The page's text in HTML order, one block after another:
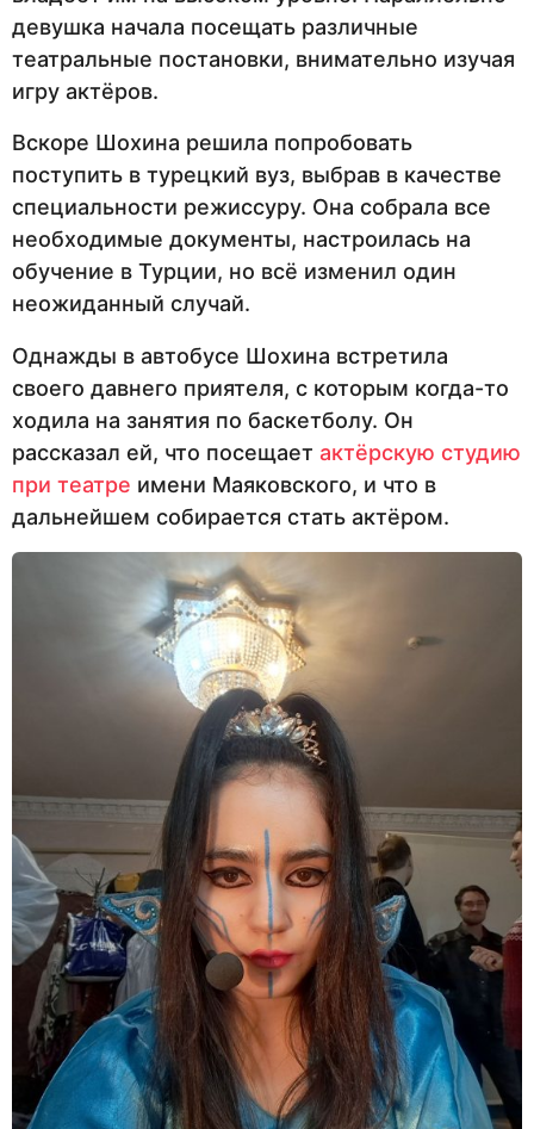
девушка начала посещать различные
театральные постановки, внимательно изучая
игру актёров.
Вскоре Шохина решила попробовать
поступить в турецкий вуз, выбрав в качестве
специальности режиссуру. Она собрала все
необходимые документы, настроилась на
обучение в Турции, но всё изменил один
неожиданный случай.
Однажды в автобусе Шохина встретила
своего давнего приятеля, с которым когда-то
ходила на занятия по баскетболу. Он
рассказал ей, что посещает актёрскую студию
при театре имени Маяковского, и что в
дальнейшем собирается стать актёром.